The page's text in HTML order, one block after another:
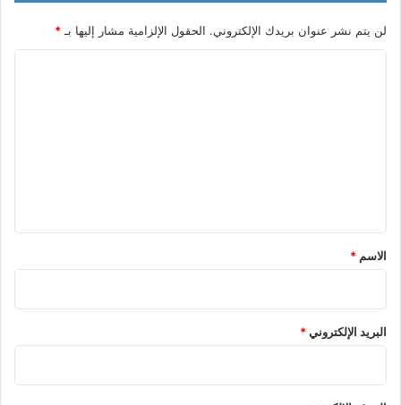
لن يتم نشر عنوان بريدك الإلكتروني. الحقول الإلزامية مشار إليها بـ*
*
الاسم *
البريد الإلكتروني*